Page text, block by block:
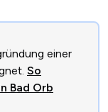
einer
So
Bad Orb